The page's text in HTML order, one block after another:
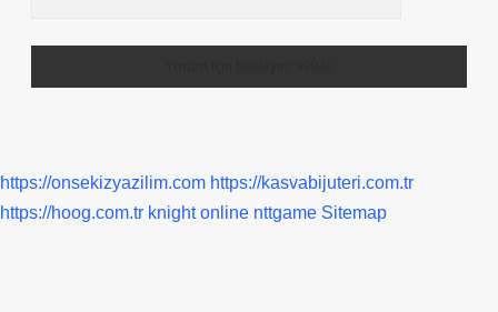
https://onsekizyazilim.com https://kasvabijuteri.com.tr
https://hoog.com.tr knight online nttgame Sitemap